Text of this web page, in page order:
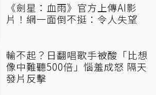
《劍星：血雨》官方上傳AI影
片！網一面倒不挺：令人失望
輸不起？日翻唱歌手被酸「比想
像中難聽500倍」惱羞成怒 隔天
發片反擊